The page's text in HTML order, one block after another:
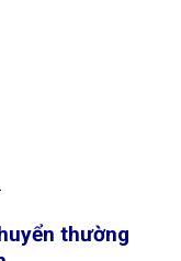
thường